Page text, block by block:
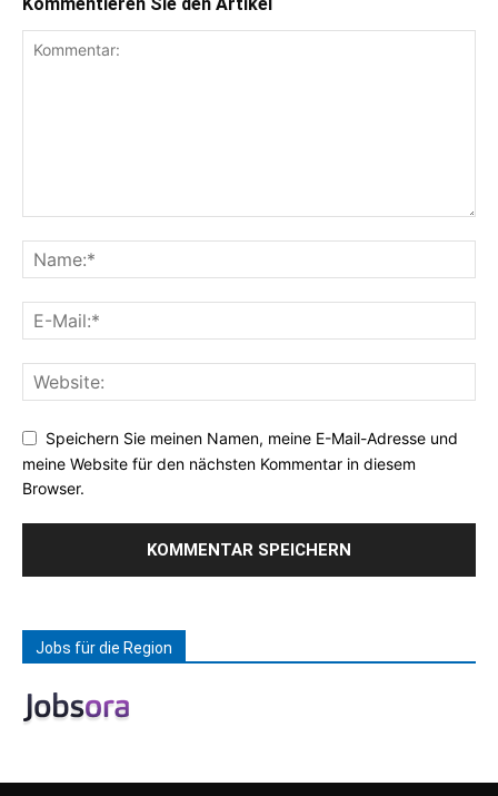
Kommentieren Sie den Artikel
Speichern Sie meinen Namen, meine E-Mail-Adresse und
meine Website für den nächsten Kommentar in diesem
Browser.
Jobs für die Region